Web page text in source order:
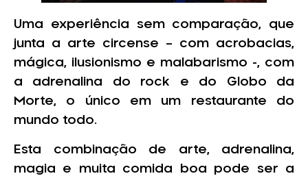
Uma experiência sem comparação, que
junta a arte circense – com acrobacias,
mágica, ilusionismo e malabarismo -, com
a adrenalina do rock e do Globo da
Morte, o único em um restaurante do
mundo todo.
Esta combinação de arte, adrenalina,
magia e muita comida boa pode ser a